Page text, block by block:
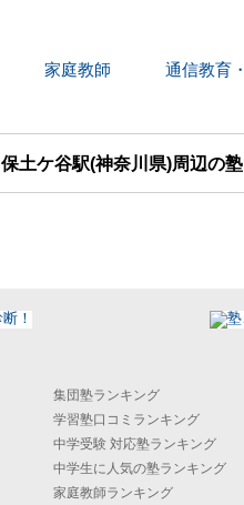
家庭教師 通信教育
保土ケ谷駅(神奈川県)周辺の
集団塾ランキング
学習塾口コミランキング
中学受験 対応塾ランキング
中学生に人気の塾ランキング
家庭教師ランキング